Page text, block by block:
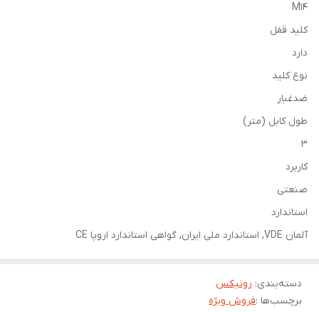
M14
کلید قفل
دارد
نوع کلید
ضدغبار
طول کابل (متر)
3
کاربرد
صنعتی
استاندارد
آلمان VDE, استاندارد ملی ایران, گواهی استاندارد اروپا CE
دسته‌بندی: رونیکس
برچسب‌ها :فروش ویژه